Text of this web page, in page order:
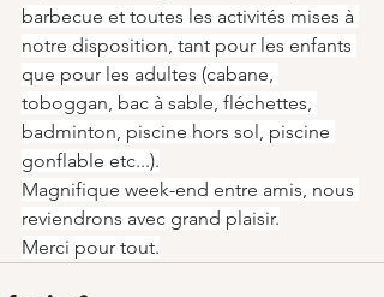
barbecue et toutes les activités mises à
notre disposition, tant pour les enfants
que pour les adultes (cabane,
toboggan, bac à sable, fléchettes,
badminton, piscine hors sol, piscine
gonflable etc...).
Magnifique week-end entre amis, nous
reviendrons avec grand plaisir.
Merci pour tout.